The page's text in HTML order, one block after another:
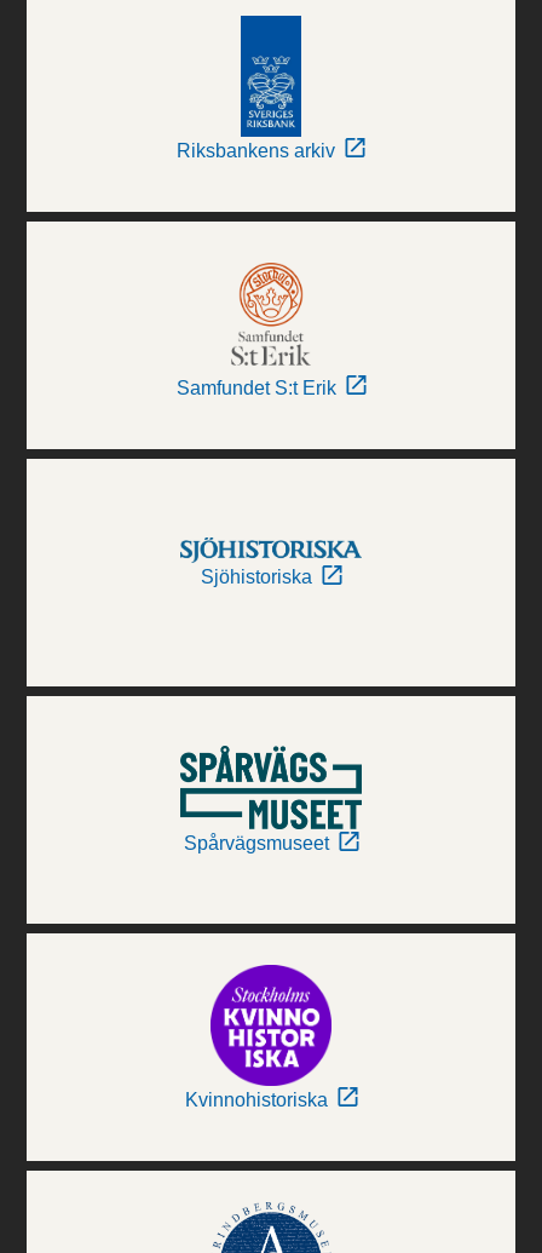
Riksbankens arkiv
Samfundet S:t Erik
Sjöhistoriska
Spårvägsmuseet
Kvinnohistoriska